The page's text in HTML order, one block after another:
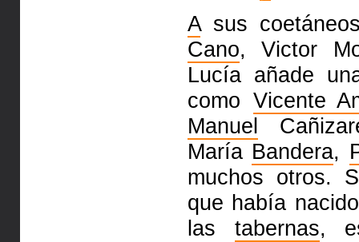
Asus
Cano, Victor
Lucía añade
como Vicente
Manuel
María Bandera,
muchos otros.
que había
las tabernas,